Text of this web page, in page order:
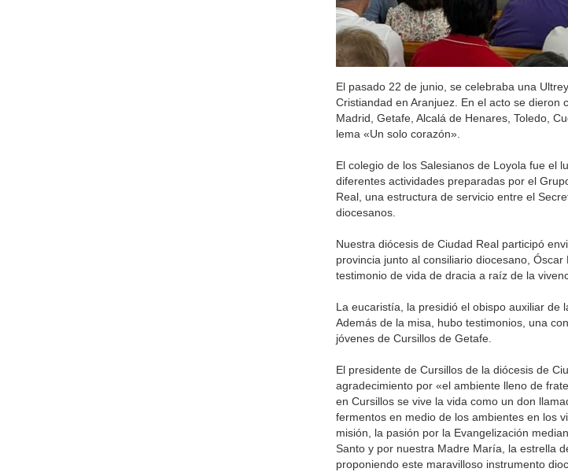
El pasado 22 de junio, se celebraba una
Cristiandad en Aranjuez. En el acto se
Madrid, Getafe, Alcalá de Henares, Toledo,
lema «Un solo corazón».
El colegio de los Salesianos de Loyola fue el
diferentes actividades preparadas por el
Real, una estructura de servicio entre el
diocesanos.
Nuestra diócesis de Ciudad Real participó
provincia junto al consiliario diocesano,
testimonio de vida de dracia a raíz de la
La eucaristía, la presidió el obispo auxiliar de
Además de la misa, hubo testimonios, una
jóvenes de Cursillos de Getafe.
El presidente de Cursillos de la diócesis de
agradecimiento por «el ambiente lleno de
en Cursillos se vive la vida como un don
fermentos en medio de los ambientes en los
misión, la pasión por la Evangelización
Santo y por nuestra Madre María, la estrella
proponiendo este maravilloso instrumento